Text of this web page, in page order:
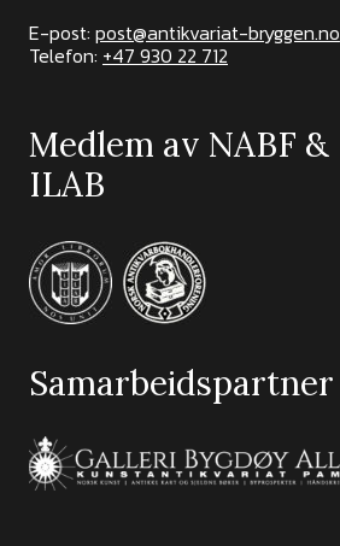
E-post: post@antikvariat-bryggen.no
Telefon: +47 930 22 712
Medlem av NABF &
ILAB
Samarbeidspartner